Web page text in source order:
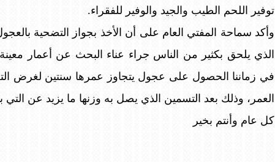
توفير اللحم الطيب والجيد والوفير للفقراء.
وأكد سماحة المفتي العام على أن الأخذ بجواز التضحية
الذي يلحق بكثير من الناس جراء عناء البحث عن أعمار
في زماننا الحصول على عجول يتجاوز عمرها سنتين لغرض
العمر، وذلك بعد التسمين الذي يصل به وزنها ما يزيد عن
كل عام وأنتم بخير